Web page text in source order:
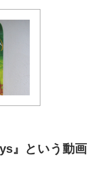
』という動画